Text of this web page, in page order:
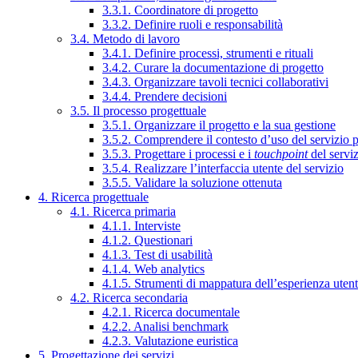
3.3.1. Coordinatore di progetto
3.3.2. Definire ruoli e responsabilità
3.4. Metodo di lavoro
3.4.1. Definire processi, strumenti e rituali
3.4.2. Curare la documentazione di progetto
3.4.3. Organizzare tavoli tecnici collaborativi
3.4.4. Prendere decisioni
3.5. Il processo progettuale
3.5.1. Organizzare il progetto e la sua gestione
3.5.2. Comprendere il contesto d’uso del servizio
3.5.3. Progettare i processi e i touchpointdel
3.5.4. Realizzare l’interfaccia utente del servizio
3.5.5. Validare la soluzione ottenuta
4. Ricerca progettuale
4.1. Ricerca primaria
4.1.1. Interviste
4.1.2. Questionari
4.1.3. Test di usabilità
4.1.4. Web analytics
4.1.5. Strumenti di mappatura dell’esperienza
4.2. Ricerca secondaria
4.2.1. Ricerca documentale
4.2.2. Analisi benchmark
4.2.3. Valutazione euristica
5. Progettazione dei servizi